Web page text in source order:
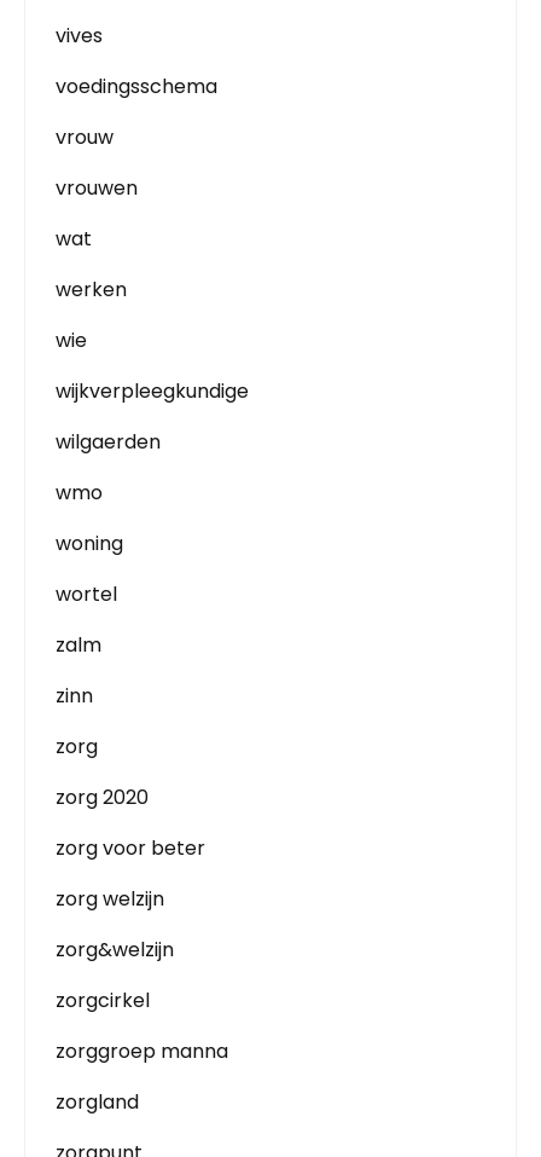
vives
voedingsschema
vrouw
vrouwen
wat
werken
wie
wijkverpleegkundige
wilgaerden
wmo
woning
wortel
zalm
zinn
zorg
zorg 2020
zorg voor beter
zorg welzijn
zorg&welzijn
zorgcirkel
zorggroep manna
zorgland